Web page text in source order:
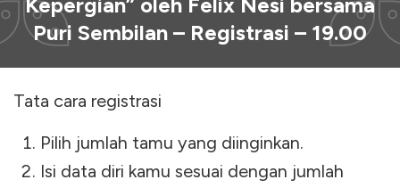
Puri Sembilan – Registrasi – 19.00
Tata cara registrasi
Pilih jumlah tamu yang diinginkan.
Isi data diri kamu sesuai dengan jumlah